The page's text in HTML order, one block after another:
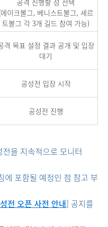
공격 진행할 성 선택
이크볼그, 베니스트볼그, 세르
트볼그 각 3개 길드 참여 가능)
격 목표 설정 결과 공개 및 입장
대기
공성전 입장 시작
공성전 진행
전을 지속적으로 모니터
에 포함될 예정인 점 참고 부
전 오픈 사전 안내] 공지를